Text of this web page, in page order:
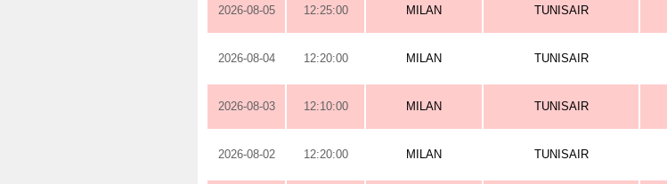
2026-08-05 12:25:00 MILAN TUNISAIR
2026-08-04 12:20:00 MILAN TUNISAIR
2026-08-03 12:10:00 MILAN TUNISAIR
2026-08-02 12:20:00 MILAN TUNISAIR